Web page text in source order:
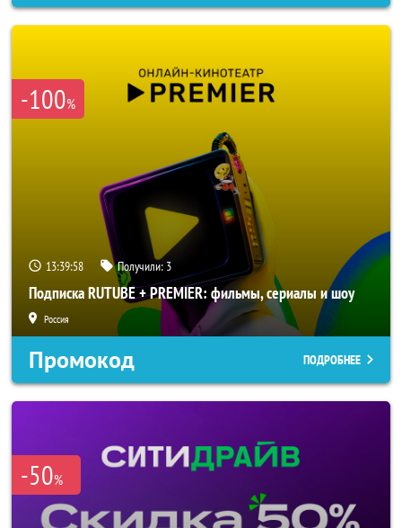
-100%
13:39:56 Получили: 3
Подписка RUTUBE + PREMIER: фильмы, сериалы и шоу
Россия
Промокод ПОДРОБНЕЕ
-50%